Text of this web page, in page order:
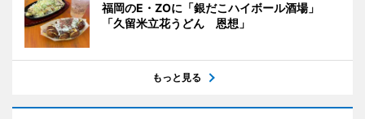
福岡のE・ZOに「銀だこハイボール酒場」
「久留米立花うどん 恩想」
もっと見る